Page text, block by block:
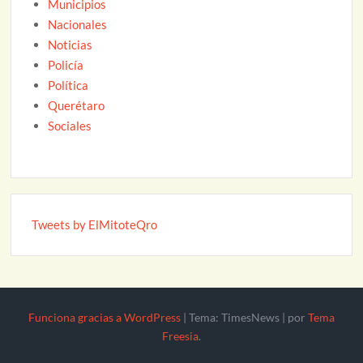
Municipios
Nacionales
Noticias
Policía
Política
Querétaro
Sociales
Tweets by ElMitoteQro
Funciona gracias a WordPress | Tema: TimesNews | por Tema
Freesia.